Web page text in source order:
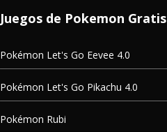
Juegos de Pokemon Gratis
Pokémon Let's Go Eevee 4.0
Pokémon Let's Go Pikachu 4.0
Pokémon Rubi